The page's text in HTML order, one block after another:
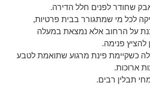
שחודר לפנים חלל הדירה.
לכל מי שמתגורר בבית פרטיות,
על הרחוב אלא נמצאת במעלה
פנימה.
כשקיימת פינת מרגוע שתואמת לטבע
ארוכות.
תבלין רבים.